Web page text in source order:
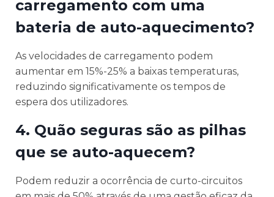
carregamento com uma
bateria de auto-aquecimento?
As velocidades de carregamento podem
aumentar em 15%-25% a baixas temperaturas,
reduzindo significativamente os tempos de
espera dos utilizadores.
4. Quão seguras são as pilhas
que se auto-aquecem?
Podem reduzir a ocorrência de curto-circuitos